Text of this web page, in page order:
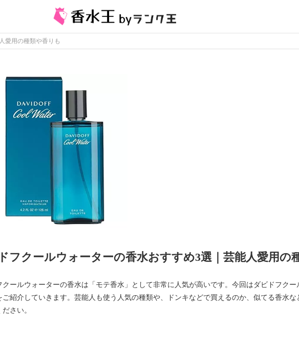
愛用の種類や香りも
フクールウォーターの香水おすすめ3選｜芸能人愛用の
クールウォーターの香水は「モテ香水」として非常に人気が高いです。今回はダビドフク
ご紹介していきます。芸能人も使う人気の種類や、ドンキなどで買えるのか、似てる香水
さい。